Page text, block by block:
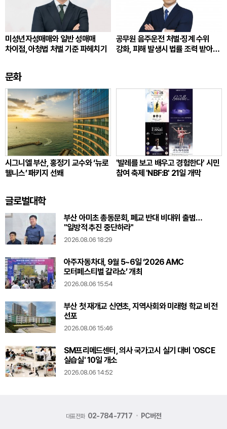
미성년자성매매와 일반 성매매
차이점, 아청법 처벌 기준 파헤치기
공무원 음주운전 처벌·징계 수위
강화, 피해 발생시 법률 조력 받아
문화
시그니엘 부산, 홍정기 교수와 ‘뉴로
웰니스’ 패키지 선봬
'발레를 보고 배우고 경험한다' 시민
참여 축제 'NBF:B' 21일 개막
글로벌대학
부산 아미초 총동문회, 폐교 반대 비대위 출범…
"일방적 추진 중단하라"
2026.08.06 18:29
아주자동차대, 9월 5~6일 ‘2026 AMC
모터페스티벌 갈라쇼’ 개최
2026.08.06 15:54
부산 첫 재개교 신연초, 지역사회와 미래형 학교 비전
선포
2026.08.06 15:46
SM프리메드센터, 의사 국가고시 실기 대비 'OSCE
실습실' 10일 개소
2026.08.06 14:52
대표전화 02-784-7717 PC버전